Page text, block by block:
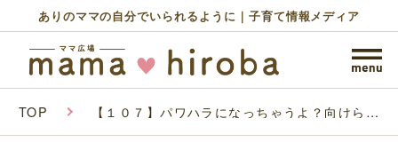
ありのママの自分でいられるように｜子育て情報メディア
TOP 【１０７】パワハラになっちゃうよ？向けられ
不倫男だった｜岡田ももえと申します